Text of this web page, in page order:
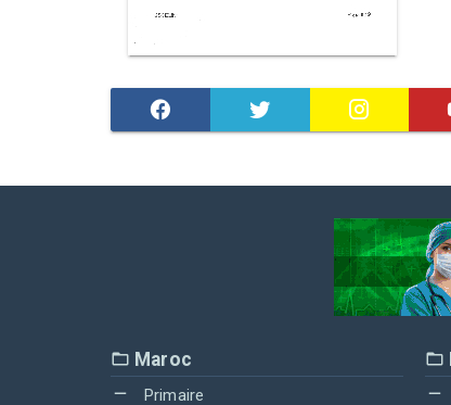
Maroc
Primaire